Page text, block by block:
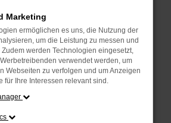
ERROR
Tipps, die dir helfen können:
Marketing
ermöglichen es uns, die Nutzung der
um die Leistung zu messen und
werden Technologien eingesetzt,
verwendet werden, um
Webseiten zu verfolgen und um Anzeigen
für Ihre Interessen relevant sind.